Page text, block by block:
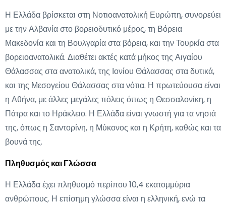
Η Ελλάδα βρίσκεται στη Νοτιοανατολική Ευρώπη, συνορεύει
με την Αλβανία στο βορειοδυτικό μέρος, τη Βόρεια
Μακεδονία και τη Βουλγαρία στα βόρεια, και την Τουρκία στα
βορειοανατολικά. Διαθέτει ακτές κατά μήκος της Αιγαίου
Θάλασσας στα ανατολικά, της Ιονίου Θάλασσας στα δυτικά,
και της Μεσογείου Θάλασσας στα νότια. Η πρωτεύουσα είναι
η Αθήνα, με άλλες μεγάλες πόλεις όπως η Θεσσαλονίκη, η
Πάτρα και το Ηράκλειο. Η Ελλάδα είναι γνωστή για τα νησιά
της, όπως η Σαντορίνη, η Μύκονος και η Κρήτη, καθώς και τα
βουνά της.
Πληθυσμός και Γλώσσα
Η Ελλάδα έχει πληθυσμό περίπου 10,4 εκατομμύρια
ανθρώπους. Η επίσημη γλώσσα είναι η ελληνική, ενώ τα